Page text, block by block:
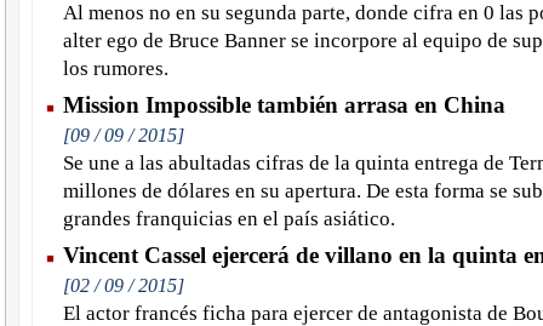
Al menos no en su segunda parte, donde cifra en 0 las
alter ego de Bruce Banner se incorpore al equipo de
los rumores.
Mission Impossible también arrasa en China
[09 / 09 / 2015]
Se une a las abultadas cifras de la quinta entrega de
millones de dólares en su apertura. De esta forma se
grandes franquicias en el país asiático.
Vincent Cassel ejercerá de villano en la quinta
[02 / 09 / 2015]
El actor francés ficha para ejercer de antagonista de